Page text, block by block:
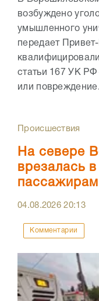
возбуждено
умышленного
передает
статьи 167 УК
или
Происшествия
На севере
врезалась
04.08.202620:13
Комментарии